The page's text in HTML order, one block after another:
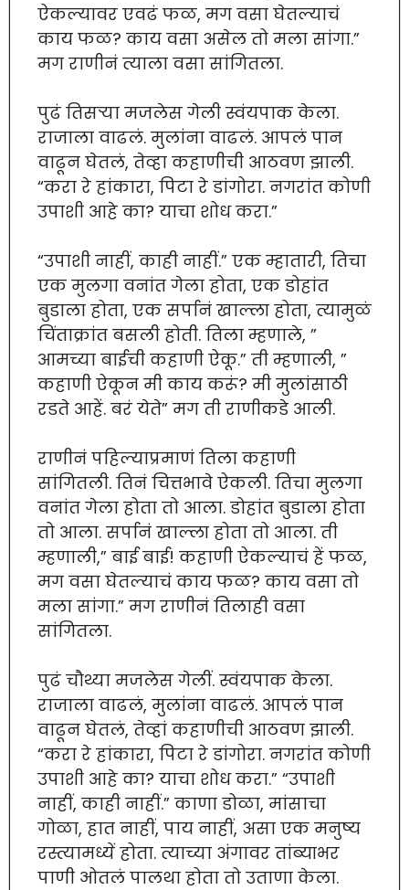
ऐकल्यावर एवढं फळ, मग वसा घेतल्याचं
काय फळ? काय वसा असेल तो मला सांगा.”
मग राणीनं त्याला वसा सांगितला.
पुढं तिसर्‍या मजलेस गेली स्वंयपाक केला.
राजाला वाढलं. मुलांना वाढलं. आपलं पान
वाढून घेतलं, तेव्हा कहाणीची आठवण झाली.
“करा रे हांकारा, पिटा रे डांगोरा. नगरांत कोणी
उपाशी आहे का? याचा शोध करा.”
“उपाशी नाहीं, काही नाहीं.” एक म्हातारी, तिचा
एक मुलगा वनांत गेला होता, एक डोहांत
बुडाला होता, एक सर्पानं खाल्ला होता, त्यामुळं
चिंताक्रांत बसली होती. तिला म्हणाले, ”
आमच्या बाईची कहाणी ऐकू.” ती म्हणाली, ”
कहाणी ऐकून मी काय करूं? मी मुलांसाठी
रडते आहें. बरं येते” मग ती राणीकडे आली.
राणीनं पहिल्याप्रमाणं तिला कहाणी
सांगितली. तिनं चित्तभावे ऐकली. तिचा मुलगा
वनांत गेला होता तो आला. डोहांत बुडाला होता
तो आला. सर्पानं खाल्ला होता तो आला. ती
म्हणाली,” बाई बाई! कहाणी ऐकल्याचं हें फळ,
मग वसा घेतल्याचं काय फळ? काय वसा तो
मला सांगा.” मग राणीनं तिलाही वसा
सांगितला.
पुढं चौथ्या मजलेस गेलीं. स्वंयपाक केला.
राजाला वाढलं, मुलांना वाढलं. आपलं पान
वाढून घेतलं, तेव्हां कहाणीची आठवण झाली.
“करा रे हांकारा, पिटा रे डांगोरा. नगरांत कोणी
उपाशी आहे का? याचा शोध करा.” “उपाशी
नाहीं, काही नाहीं.” काणा डोळा, मांसाचा
गोळा, हात नाहीं, पाय नाहीं, असा एक मनुष्य
रस्त्यामध्यें होता. त्याच्या अंगावर तांब्याभर
पाणी ओतलं पालथा होता तो उताणा केला.